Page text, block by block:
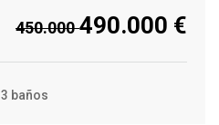
450.000490.000 €
3 baños